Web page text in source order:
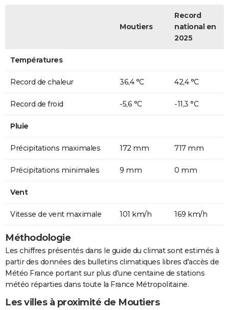
Moutiers
Record
national en
2025
Températures
Record de chaleur 36,4 °C 42,4 °C
Record de froid -5,6 °C -11,3 °C
Pluie
Précipitations maximales 172 mm 717 mm
Précipitations minimales 9 mm 0 mm
Vent
Vitesse de vent maximale 101 km/h 169 km/h
Méthodologie
Les chiffres présentés dans le guide du climat sont estimés à
partir des données des bulletins climatiques libres d'accès de
Météo France portant sur plus d'une centaine de stations
météo réparties dans toute la France Métropolitaine.
Les villes à proximité de Moutiers